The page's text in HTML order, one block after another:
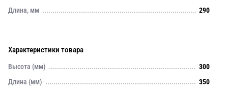
Длина, мм
290
Характеристики товара
Высота (мм)
300
Длина (мм)
350